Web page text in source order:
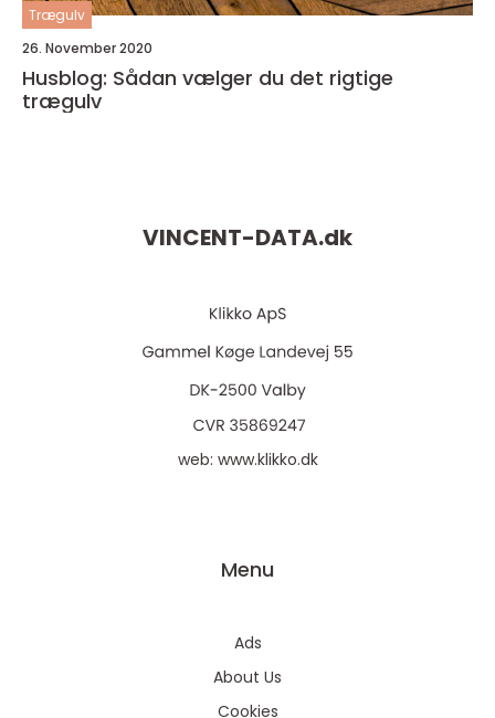
Trægulv
26. November 2020
Husblog: Sådan vælger du det rigtige
trægulv
VINCENT-DATA.dk
web: www.klikko.dk
Menu
Ads
About Us
Cookies